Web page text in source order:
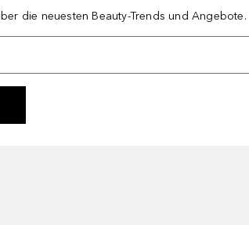
die neuesten Beauty-Trends und Angebote.